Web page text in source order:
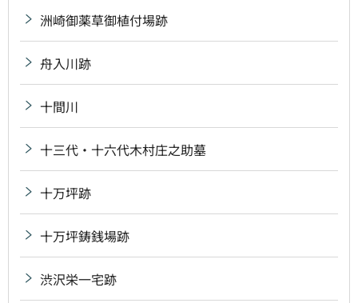
洲崎御薬草御植付場跡
舟入川跡
十間川
十三代・十六代木村庄之助墓
十万坪跡
十万坪鋳銭場跡
渋沢栄一宅跡